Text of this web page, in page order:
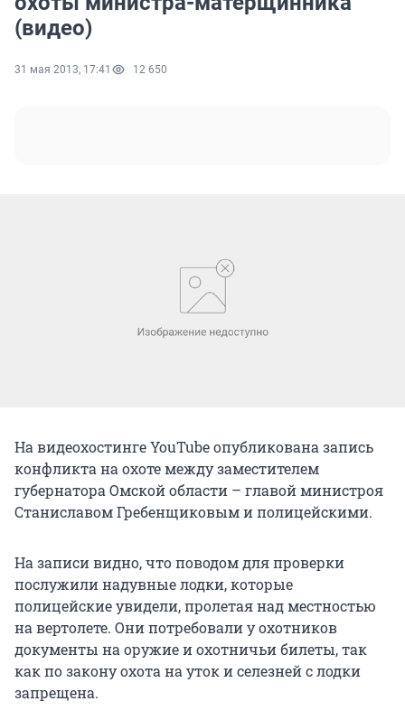
(видео)
31 мая 2013, 17:41 12 650
На видеохостинге YouTube опубликована запись
конфликта на охоте между заместителем
губернатора Омской области – главой министроя
Станиславом Гребенщиковым и полицейскими.
На записи видно, что поводом для проверки
послужили надувные лодки, которые
полицейские увидели, пролетая над местностью
на вертолете. Они потребовали у охотников
документы на оружие и охотничьи билеты, так
как по закону охота на уток и селезней с лодки
запрещена.